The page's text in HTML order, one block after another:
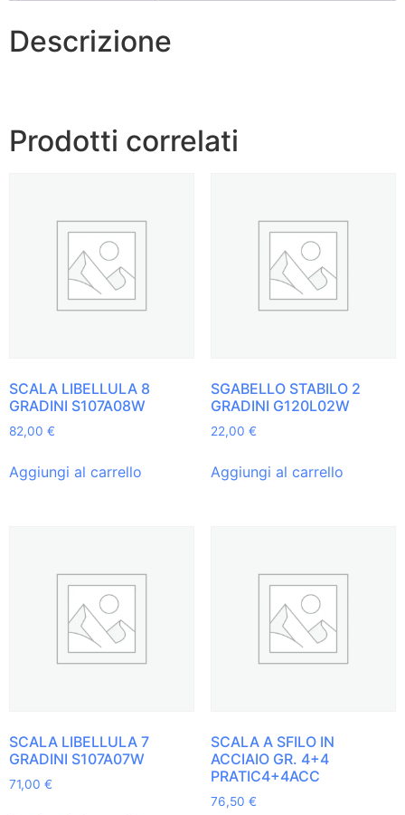
Descrizione
Prodotti correlati
SCALA LIBELLULA 8
GRADINI S107A08W
82,00 €
Aggiungi al carrello
SGABELLO STABILO 2
GRADINI G120L02W
22,00 €
Aggiungi al carrello
SCALA LIBELLULA 7
GRADINI S107A07W
71,00 €
SCALA A SFILO IN
ACCIAIO GR. 4+4
PRATIC4+4ACC
76,50 €